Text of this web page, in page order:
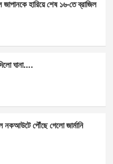
জাপানকে হারিয়ে শেষ ১৬-তে ব্রাজিল
ঘানা….
নকআউটে পৌঁছে গেলো জার্মানি